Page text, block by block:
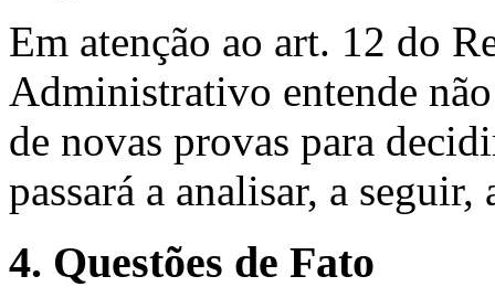
Em atenção ao art. 12 do
Administrativo entende
de novas provas para
passará a analisar, a
4. Questões de Fato